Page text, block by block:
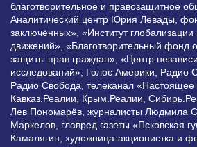
благотворительное и правозащитное
Аналитический центр Юрия Левады,
заключённых», «Институт
движений», «Благотворительный фонд
защиты прав граждан», «Центр
исследований», Голос Америки, Радио
Радио Свобода, телеканал «Настоящее
Кавказ.Реалии, Крым.Реалии,
Лев Пономарёв, журналисты Людмила
Маркелов, главред газеты «Псковская
Камалягин, художница-акционистка и